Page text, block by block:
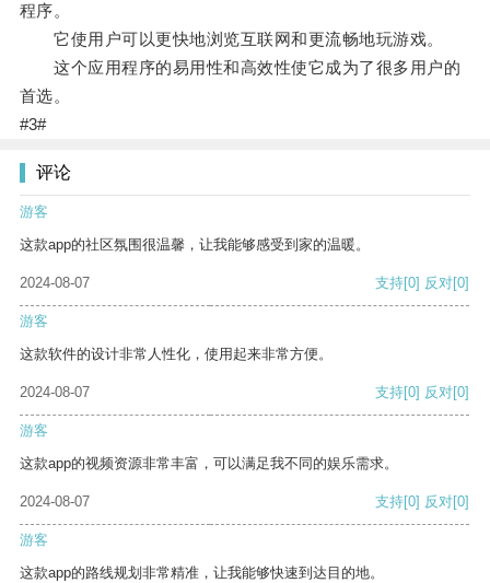
程序。
它使用户可以更快地浏览互联网和更流畅地玩游戏。
这个应用程序的易用性和高效性使它成为了很多用户的
首选。
#3#
评论
游客
这款app的社区氛围很温馨，让我能够感受到家的温暖。
2024-08-07 支持[0] 反对[0]
游客
这款软件的设计非常人性化，使用起来非常方便。
2024-08-07 支持[0] 反对[0]
游客
这款app的视频资源非常丰富，可以满足我不同的娱乐需求。
2024-08-07 支持[0] 反对[0]
游客
这款app的路线规划非常精准，让我能够快速到达目的地。